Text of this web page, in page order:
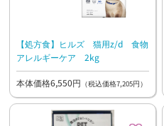
【処方食】ヒルズ 猫用z/d 食物
アレルギーケア 2kg
本体価格6,550円 （税込価格7,205円）